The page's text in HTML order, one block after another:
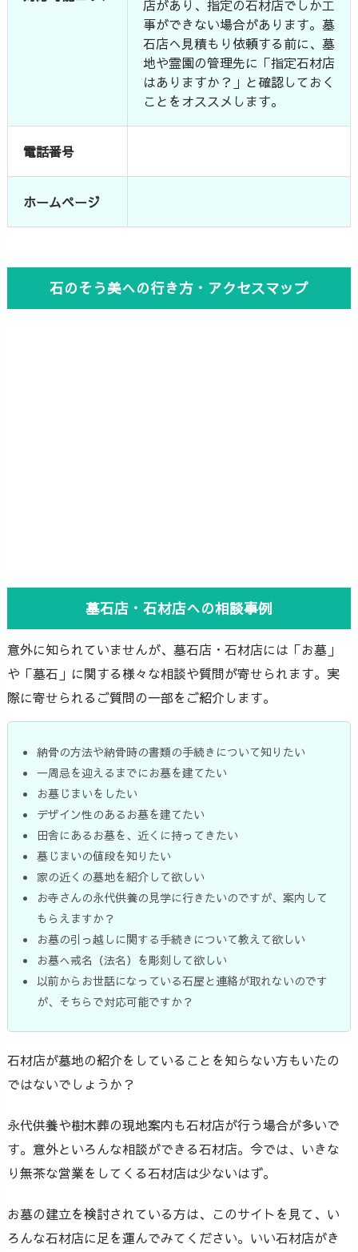
店があり、指定の石材店でしか工
事ができない場合があります。墓
石店へ見積もり依頼する前に、墓
地や霊園の管理先に「指定石材店
はありますか？」と確認しておく
ことをオススメします。
電話番号
ホームページ
石のそう美への行き方・アクセスマップ
墓石店・石材店への相談事例
意外に知られていませんが、墓石店・石材店には「お墓」
や「墓石」に関する様々な相談や質問が寄せられます。実
際に寄せられるご質問の一部をご紹介します。
納骨の方法や納骨時の書類の手続きについて知りたい
一周忌を迎えるまでにお墓を建てたい
お墓じまいをしたい
デザイン性のあるお墓を建てたい
田舎にあるお墓を、近くに持ってきたい
墓じまいの値段を知りたい
家の近くの墓地を紹介して欲しい
お寺さんの永代供養の見学に行きたいのですが、案内して
もらえますか？
お墓の引っ越しに関する手続きについて教えて欲しい
お墓へ戒名（法名）を彫刻して欲しい
以前からお世話になっている石屋と連絡が取れないのです
が、そちらで対応可能ですか？
石材店が墓地の紹介をしていることを知らない方もいたの
ではないでしょうか？
永代供養や樹木葬の現地案内も石材店が行う場合が多いで
す。意外といろんな相談ができる石材店。今では、いきな
り無茶な営業をしてくる石材店は少ないはず。
お墓の建立を検討されている方は、このサイトを見て、い
ろんな石材店に足を運んでみてください。いい石材店がき